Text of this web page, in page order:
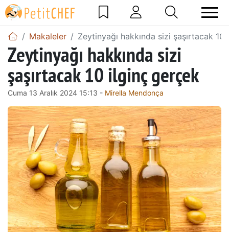
Makaleler Zeytinyağı hakkında sizi şaşırtacak
Zeytinyağı hakkında sizi
şaşırtacak 10 ilginç gerçek
Cuma 13 Aralık 2024 15:13 - Mirella Mendonça